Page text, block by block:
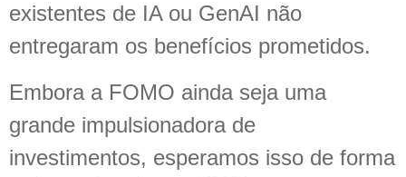
existentes de IA ou GenAI não
entregaram os benefícios prometidos.
Embora a FOMO ainda seja uma
grande impulsionadora de
investimentos, esperamos isso de forma